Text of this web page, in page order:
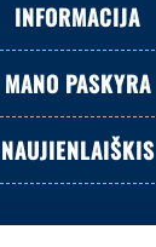
INFORMACIJA
MANO PASKYRA
NAUJIENLAIŠKIS